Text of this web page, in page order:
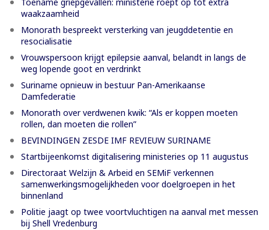
Toename griepgevallen: ministerie roept op tot extra
waakzaamheid
Monorath bespreekt versterking van jeugddetentie en
resocialisatie
Vrouwspersoon krijgt epilepsie aanval, belandt in langs de
weg lopende goot en verdrinkt
Suriname opnieuw in bestuur Pan-Amerikaanse
Damfederatie
Monorath over verdwenen kwik: “Als er koppen moeten
rollen, dan moeten die rollen”
BEVINDINGEN ZESDE IMF REVIEUW SURINAME
Startbijeenkomst digitalisering ministeries op 11 augustus
Directoraat Welzijn & Arbeid en SEMiF verkennen
samenwerkingsmogelijkheden voor doelgroepen in het
binnenland
Politie jaagt op twee voortvluchtigen na aanval met messen
bij Shell Vredenburg